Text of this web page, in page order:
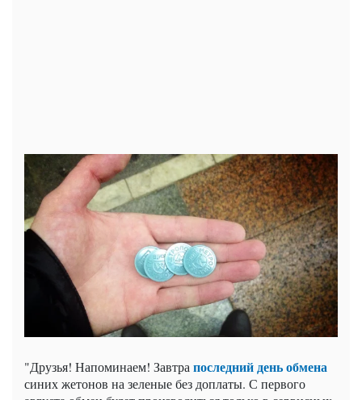
"Друзья! Напоминаем! Завтрапоследний день обмена
синих жетонов на зеленые без доплаты. С первого